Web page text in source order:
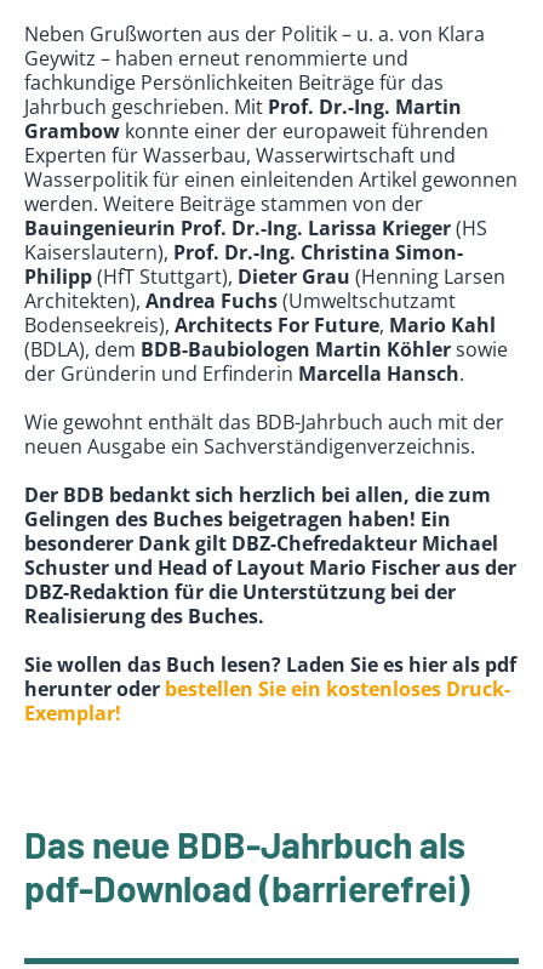
Neben Grußworten aus der Politik – u. a. von Klara
Geywitz – haben erneut renommierte und
fachkundige Persönlichkeiten Beiträge für das
Jahrbuch geschrieben. Mit Prof. Dr.-Ing. Martin
Grambow konnte einer der europaweit führenden
Experten für Wasserbau, Wasserwirtschaft und
Wasserpolitik für einen einleitenden Artikel gewonnen
werden. Weitere Beiträge stammen von der
Bauingenieurin Prof. Dr.-Ing. Larissa Krieger(HS
Kaiserslautern), Prof. Dr.-Ing. Christina Simon-
Philipp(HfT Stuttgart), Dieter Grau (Henning Larsen
Architekten), Andrea Fuchs(Umweltschutzamt
Bodenseekreis), Architects For Future, Mario Kahl
(BDLA), dem BDB-Baubiologen Martin Köhlersowie
der Gründerin und Erfinderin Marcella Hansch.
Wie gewohnt enthält das BDB-Jahrbuch auch mit der
neuen Ausgabe ein Sachverständigenverzeichnis.
Der BDB bedankt sich herzlich bei allen, die zum
Gelingen des Buches beigetragen haben! Ein
besonderer Dank gilt DBZ-Chefredakteur Michael
Schuster und Head of Layout Mario Fischer aus der
DBZ-Redaktion für die Unterstützung bei der
Realisierung des Buches.
Sie wollen das Buch lesen? Laden Sie es hier als pdf
herunter oder bestellen Sie ein kostenloses Druck-
Exemplar!
Das neue BDB-Jahrbuch als
pdf-Download (barrierefrei)